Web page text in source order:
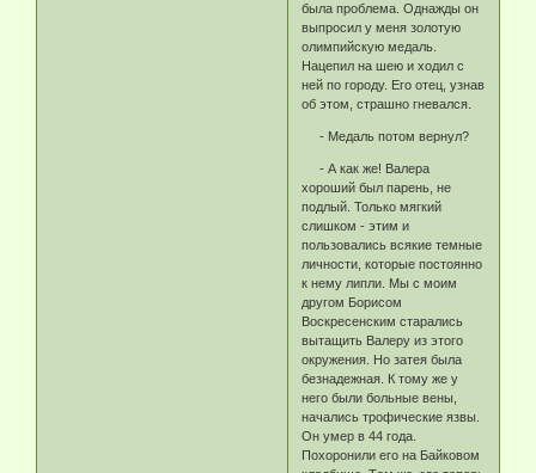
была проблема. Однажды он
выпросил у меня золотую
олимпийскую медаль.
Нацепил на шею и ходил с
ней по городу. Его отец, узнав
об этом, страшно гневался.
- Медаль потом вернул?
- А как же! Валера
хороший был парень, не
подлый. Только мягкий
слишком - этим и
пользовались всякие темные
личности, которые постоянно
к нему липли. Мы с моим
другом Борисом
Воскресенским старались
вытащить Валеру из этого
окружения. Но затея была
безнадежная. К тому же у
него были больные вены,
начались трофические язвы.
Он умер в 44 года.
Похоронили его на Байковом